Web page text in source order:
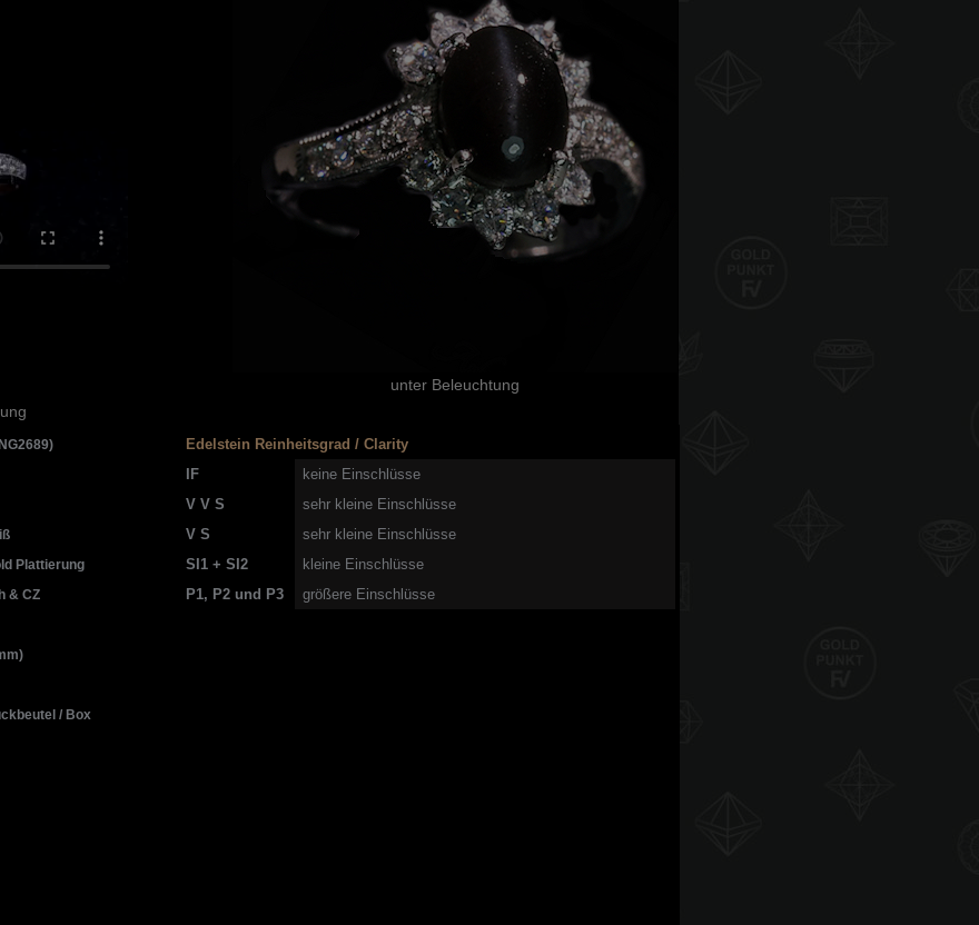
unter Beleuchtung
Plattierung
& CZ
/ Box
Edelstein Reinheitsgrad / Clarity
IF
keine Einschlüsse
V V S
sehr kleine Einschlüsse
V S
sehr kleine Einschlüsse
SI1 + SI2
kleine Einschlüsse
P1, P2 und P3
größere Einschlüsse